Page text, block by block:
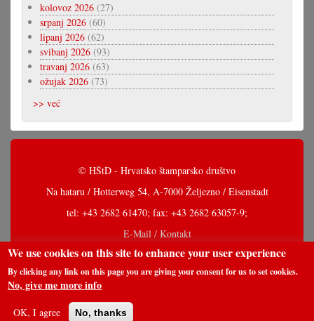
kolovoz 2026 (27)
srpanj 2026 (60)
lipanj 2026 (62)
svibanj 2026 (93)
travanj 2026 (63)
ožujak 2026 (73)
>> već
© HŠtD - Hrvatsko štamparsko društvo
Na hataru / Hotterweg 54, A-7000 Željezno / Eisenstadt
tel: +43 2682 61470; fax: +43 2682 63057-9;
E-Mail / Kontakt
We use cookies on this site to enhance your user experience
By clicking any link on this page you are giving your consent for us to set cookies.
No, give me more info
OK, I agree No, thanks